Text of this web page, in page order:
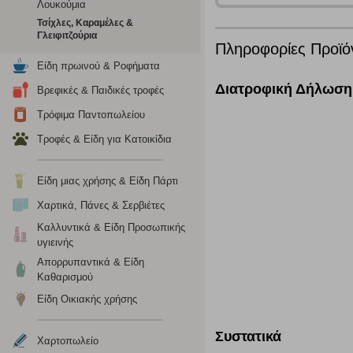
Λουκούμια
Τσίχλες, Καραμέλες &
Γλειφιτζούρια
Είδη πρωινού & Ροφήματα
Βρεφικές & Παιδικές τροφές
Τρόφιμα Παντοπωλείου
Τροφές & Είδη για Κατοικίδια
Είδη μιας χρήσης & Είδη Πάρτι
Χαρτικά, Πάνες & Σερβιέτες
Καλλυντικά & Είδη Προσωπικής
υγιεινής
Απορρυπαντικά & Είδη
Καθαρισμού
Είδη Οικιακής χρήσης
Χαρτοπωλείο
Πληροφορίες
Διατροφική Δήλωση
Συστατικά
Λειτουργικά cookies
Τα λειτουργικά cookies επιτρέπουν την παροχή
οποίων τις υπηρεσίες έχουμε επιλέξει. Αν δεν
Cookies στόχευσης
για τη δημιουργία ενός προφίλ των ενδιαφερόντων σας
το πρόγραμμα περιήγησης και τη συσκευή σας. Αν δεν
Cookies απόδοσης
Η συγκεκριμένη κατηγορία cookies μας δίνει τη
να γνωρίζουμε ποιες σελίδες είναι περισσότερο, ή
τα cookies είναι συγκεντρωτικές και, συνεπώς,
Απολύτως απαραίτητα cookies